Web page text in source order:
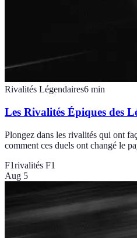
Rivalités Légendaires6 min
Les Rivalités Épiques des
Plongez dans les rivalités qui ont
comment ces duels ont changé le
F1rivalités F1
Aug 5